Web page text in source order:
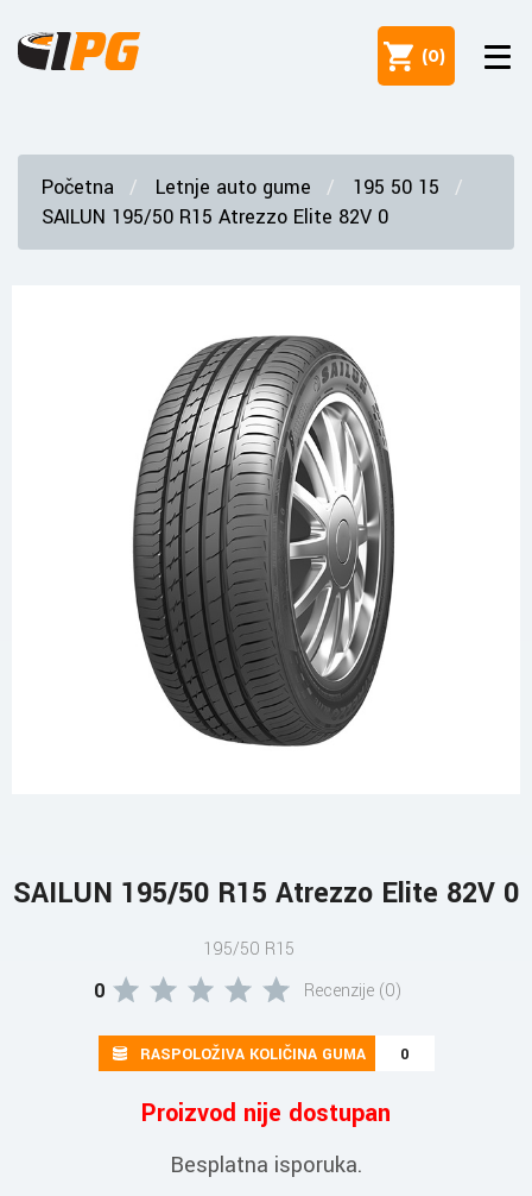
(0)
Početna Letnje auto gume
195 50 15
SAILUN 195/50 R15 Atrezzo Elite 82V 0
SAILUN 195/50 R15 Atrezzo Elite 82V 0
195/50 R15
0 Recenzije (0)
RASPOLOŽIVA KOLIČINA GUMA 0
Proizvod nije dostupan
Besplatna isporuka.